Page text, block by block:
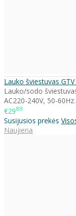
Lauko šviestuvas
Lauko/sodo
AC220-240V, 50-
€2989
Susijusios prekės
Naujiena